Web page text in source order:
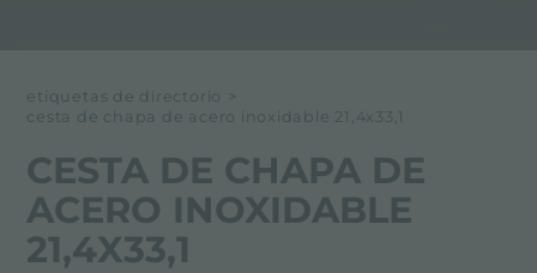
etiquetas de directorio
>
cesta de chapa de acero inoxidable 21,4x33,1
CESTA DE CHAPA DE
ACERO INOXIDABLE
21,4X33,1